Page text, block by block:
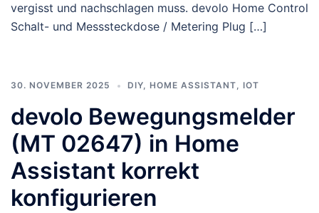
vergisst und nachschlagen muss. devolo Home Control
Schalt- und Messsteckdose / Metering Plug […]
30. NOVEMBER 2025 DIY, HOME ASSISTANT, IOT
devolo Bewegungsmelder
(MT 02647) in Home
Assistant korrekt
konfigurieren